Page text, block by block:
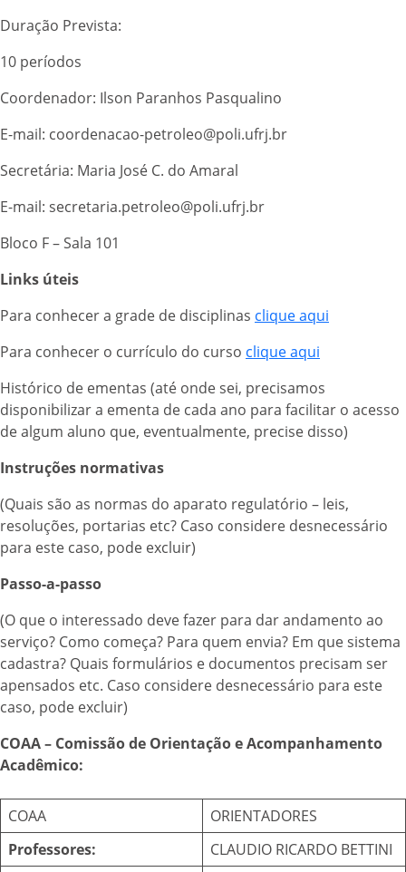
Duração Prevista:
10 períodos
Coordenador: Ilson Paranhos Pasqualino
E-mail: coordenacao-petroleo@poli.ufrj.br
Secretária: Maria José C. do Amaral
E-mail: secretaria.petroleo@poli.ufrj.br
Bloco F – Sala 101
Links úteis
Para conhecer a grade de disciplinas clique aqui
Para conhecer o currículo do curso clique aqui
Histórico de ementas (até onde sei, precisamos
disponibilizar a ementa de cada ano para facilitar o acesso
de algum aluno que, eventualmente, precise disso)
Instruções normativas
(Quais são as normas do aparato regulatório – leis,
resoluções, portarias etc? Caso considere desnecessário
para este caso, pode excluir)
Passo-a-passo
(O que o interessado deve fazer para dar andamento ao
serviço? Como começa? Para quem envia? Em que sistema
cadastra? Quais formulários e documentos precisam ser
apensados etc. Caso considere desnecessário para este
caso, pode excluir)
COAA – Comissão de Orientação e Acompanhamento
Acadêmico:
COAA
ORIENTADORES
Professores:
CLAUDIO RICARDO BETTINI